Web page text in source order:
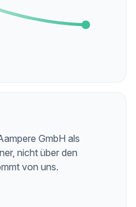
GmbH als
nicht über den
von uns.